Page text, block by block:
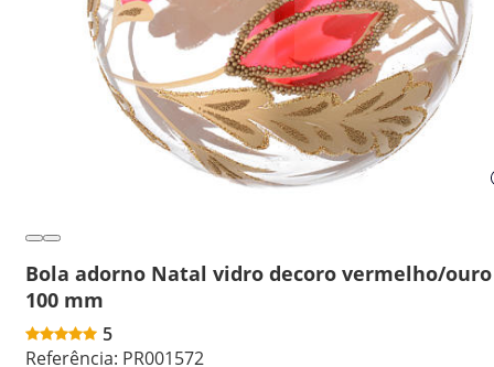
Bola adorno Natal vidro decoro vermelho/ouro
100 mm
5
Referência: PR001572